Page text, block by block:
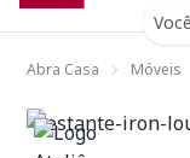
Abra Casa Móveis